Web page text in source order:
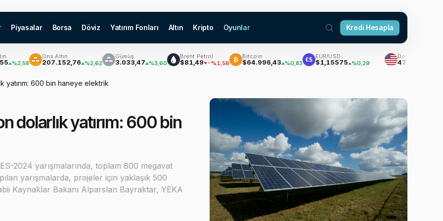
Piyasalar Borsa Döviz Yatırım Fonları Altın Kripto Oyunlar Kredi Hesapla
Ons Altın
207.152,76 %2,62
Gümüş
3.033,47 %3,60
Brent Petrol
$81,49 -%1,56 ₿
Bitcoin
$64.996,43 %0,83 €$
EUR/USD
$1,15575 %0,29
Dolar
47,7111
yatırım: 600 bin haneye elektrik
dolarlık yatırım: 600 bin
2024 yarışmalarında, toplam 800 megavat
yarışmalarda, projeler için yaklaşık 500
Kaynaklar Bakanı Alparslan Bayraktar, YEKA